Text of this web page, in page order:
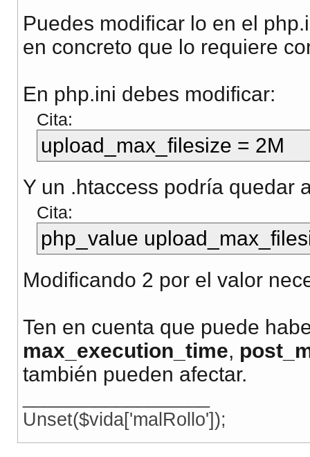
Puedes modificar lo en el
en concreto que lo requiere
En php.ini debes modificar:
Cita:
upload_max_filesize = 2M
Y un .htaccess podría quedar
Cita:
php_value
Modificando 2 por el valor
Ten en cuenta que puede
max_execution_time,
también pueden afectar.
Unset($vida['malRollo']);